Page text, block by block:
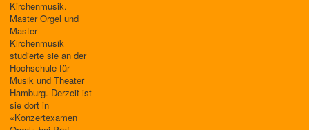
Kirchenmusik.
Master Orgel und
Master
Kirchenmusik
studierte sie an der
Hochschule für
Musik und Theater
Hamburg. Derzeit ist
sie dort in
«Konzertexamen